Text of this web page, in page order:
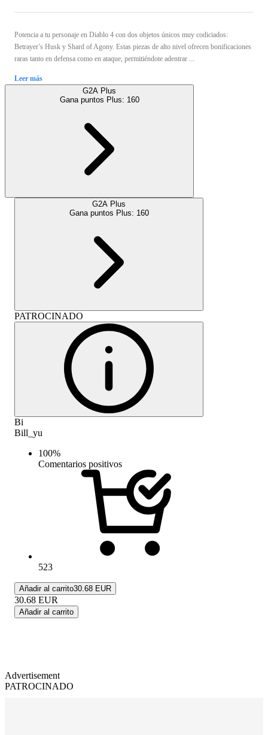
Potencia a tu personaje en Diablo 4 con dos objetos únicos muy codiciados:
Betrayer’s Husk y Shard of Agony. Estas piezas de alto nivel ofrecen bonificaciones
raras tanto en defensa como en ataque, permitiéndote adentrar ...
Leer más
G2A Plus
Gana puntos Plus: 160
G2A Plus
Gana puntos Plus: 160
PATROCINADO
Bi
Bill_yu
100%
Comentarios positivos
523
Añadir al carrito30.68 EUR
30.68 EUR
Añadir al carrito
Advertisement
PATROCINADO